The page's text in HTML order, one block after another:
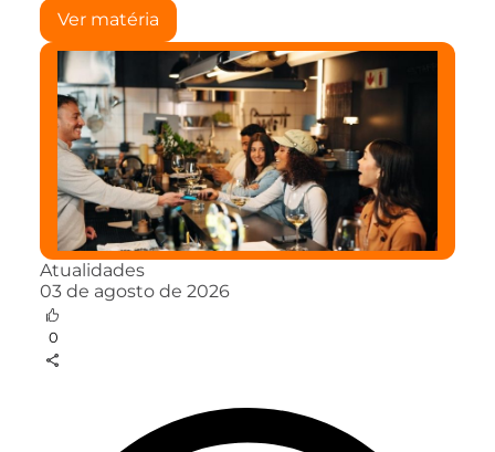
Ver matéria
Atualidades
03 de agosto de 2026
0